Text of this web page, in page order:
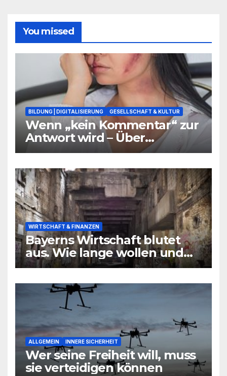
You missed
BILDUNG | DIGITALISIERUNG GESELLSCHAFT & KULTUR
Wenn „kein Kommentar“ zur
Antwort wird – Über
Warnsignale aus Schulen, die
WIRTSCHAFT & FINANZEN
Bayerns Wirtschaft blutet
aus. Wie lange wollen und
können wir uns den
noch leisten?
ALLGEMEIN INNERE SICHERHEIT
Wer seine Freiheit will, muss
sie verteidigen können